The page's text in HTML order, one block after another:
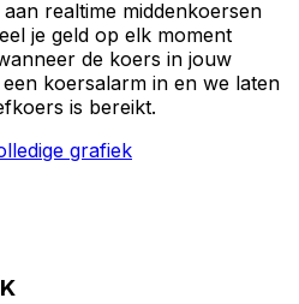
realtime middenkoersen
je geld op elk moment
de koers in jouw
koersalarm in en we laten
is bereikt.
grafiek